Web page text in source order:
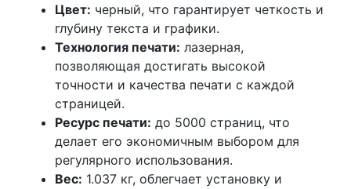
Цвет: черный, что гарантирует четкость и
глубину текста и графики.
Технология печати: лазерная,
позволяющая достигать высокой
точности и качества печати с каждой
страницей.
Ресурс печати: до 5000 страниц, что
делает его экономичным выбором для
регулярного использования.
Вес: 1.037 кг, облегчает установку и